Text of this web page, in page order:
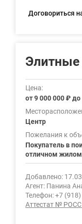
Договориться
Элитные
Цена:
от 9 000 000 ₽
Центр
Пожелания к
Покупатель в
отличном жилом
Добавлено:
Агент: Панина
Телефон: +7
Аттестат №